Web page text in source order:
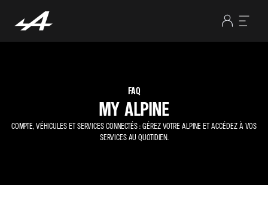
FAQ
MY ALPINE
COMPTE, VÉHICULES ET SERVICES CONNECTÉS : GÉREZ VOTRE ALPINE ET ACCÉDEZ À VOS
SERVICES AU QUOTIDIEN.